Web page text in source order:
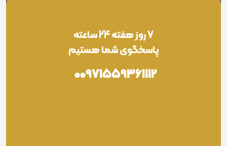
7 روز هفته 24 ساعته
پاسخگوی شما هستیم
00971559361112